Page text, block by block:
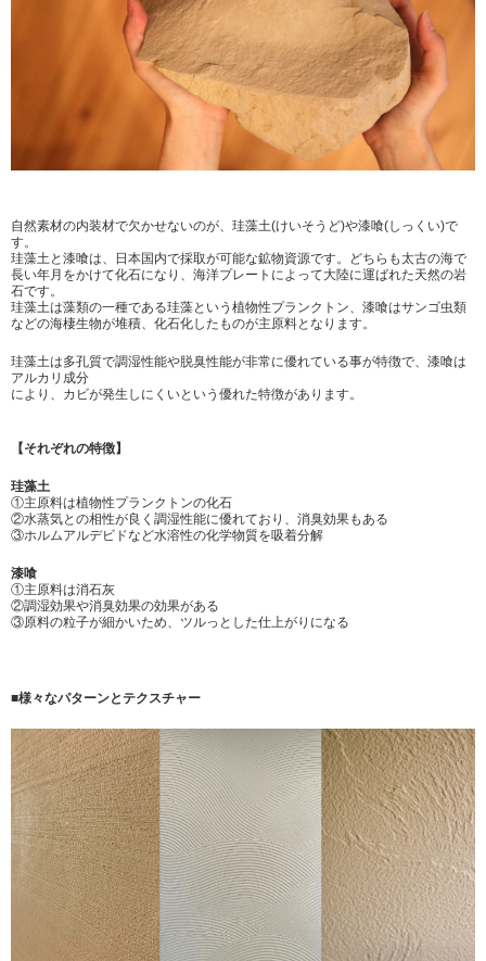
自然素材の内装材で欠かせないのが、珪藻土(けいそうど)や漆喰(しっくい)で
す。
珪藻土と漆喰は、日本国内で採取が可能な鉱物資源です。どちらも太古の海で
長い年月をかけて化石になり、海洋プレートによって大陸に運ばれた天然の岩
石です。
珪藻土は藻類の一種である珪藻という植物性プランクトン、漆喰はサンゴ虫類
などの海棲生物が堆積、化石化したものが主原料となります。
珪藻土は多孔質で調湿性能や脱臭性能が非常に優れている事が特徴で、漆喰は
アルカリ成分
により、カビが発生しにくいという優れた特徴があります。
【それぞれの特徴】
珪藻土
①主原料は植物性プランクトンの化石
②水蒸気との相性が良く調湿性能に優れており、消臭効果もある
③ホルムアルデビドなど水溶性の化学物質を吸着分解
漆喰
①主原料は消石灰
②調湿効果や消臭効果の効果がある
③原料の粒子が細かいため、ツルっとした仕上がりになる
■様々なパターンとテクスチャー